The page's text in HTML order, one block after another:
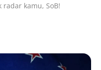
kamu, SoB!